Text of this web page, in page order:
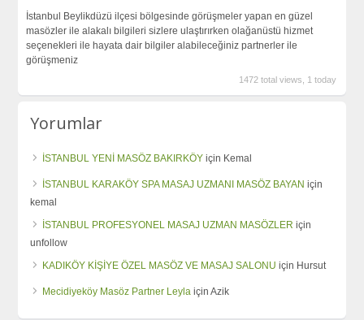
İstanbul Beylikdüzü ilçesi bölgesinde görüşmeler yapan en güzel
masözler ile alakalı bilgileri sizlere ulaştırırken olağanüstü hizmet
seçenekleri ile hayata dair bilgiler alabileceğiniz partnerler ile
görüşmeniz
1472 total views, 1 today
Yorumlar
İSTANBUL YENİ MASÖZ BAKIRKÖY için Kemal
İSTANBUL KARAKÖY SPA MASAJ UZMANI MASÖZ BAYAN için
kemal
İSTANBUL PROFESYONEL MASAJ UZMAN MASÖZLER için
unfollow
KADIKÖY KİŞİYE ÖZEL MASÖZ VE MASAJ SALONU için Hursut
Mecidiyeköy Masöz Partner Leyla içinAzik